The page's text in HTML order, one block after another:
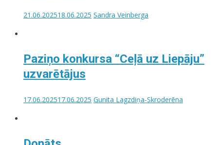
21.06.202518.06.2025 Sandra Veinberga
Paziņo konkursa “Ceļā uz Liepāju”
uzvarētājus
17.06.202517.06.2025 Gunita Lagzdiņa-Skroderēna